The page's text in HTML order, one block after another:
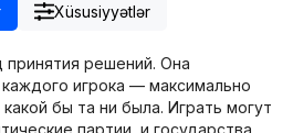
Xüsusiyyətlər
решений. Она
игрока — максимально
бы та ни была. Играть могут
партии, и государства,